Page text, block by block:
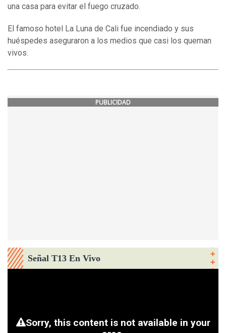
una casa para evitar el fuego cruzado.
El famoso hotel La Luna de Cali fue incendiado y sus
huéspedes aseguraron a los medios que casi los queman
vivos.
PUBLICIDAD
Señal T13 En Vivo